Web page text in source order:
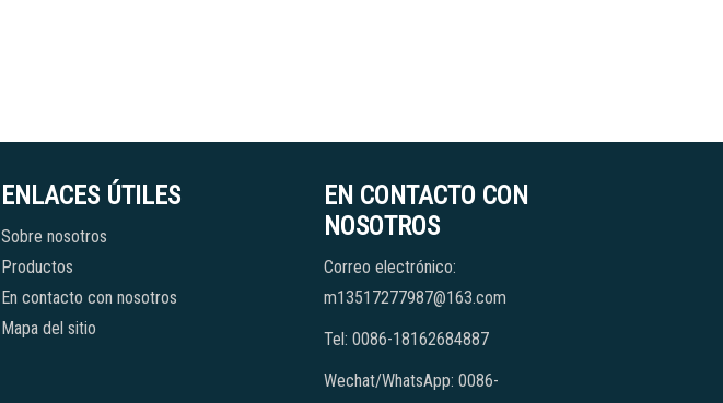
ENLACES ÚTILES
Sobre nosotros
Productos
En contacto con nosotros
Mapa del sitio
EN CONTACTO CON
NOSOTROS
Correo electrónico:
m13517277987@163.com
Tel: 0086-18162684887
Wechat/WhatsApp: 0086-